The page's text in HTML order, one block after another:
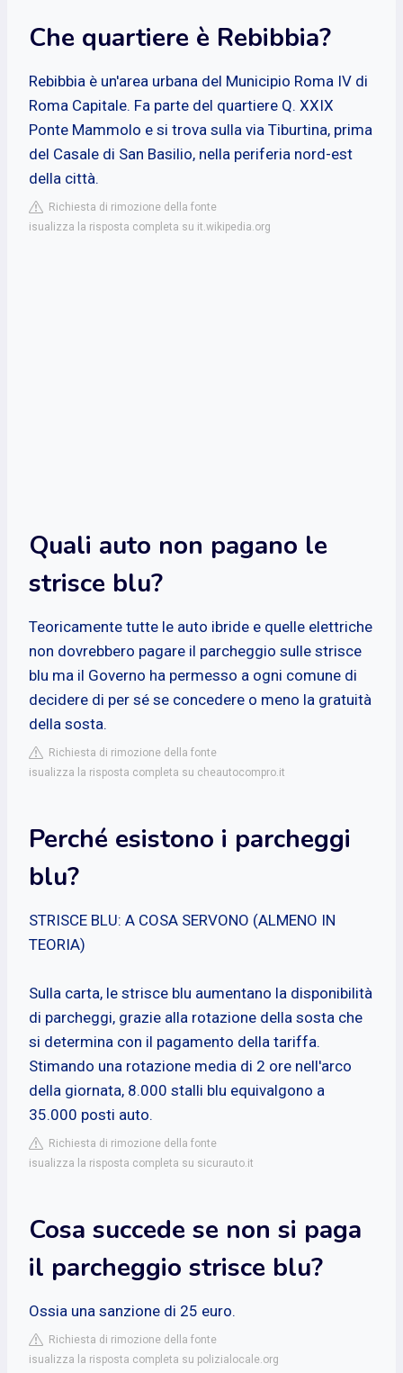
Che quartiere è Rebibbia?
Rebibbia è un'area urbana del Municipio Roma IV di
Roma Capitale. Fa parte del quartiere Q. XXIX
Ponte Mammolo e si trova sulla via Tiburtina, prima
del Casale di San Basilio, nella periferia nord-est
della città.
Richiesta di rimozione della fonte
isualizza la risposta completa su it.wikipedia.org
Quali auto non pagano le
strisce blu?
Teoricamente tutte le auto ibride e quelle elettriche
non dovrebbero pagare il parcheggio sulle strisce
blu ma il Governo ha permesso a ogni comune di
decidere di per sé se concedere o meno la gratuità
della sosta.
Richiesta di rimozione della fonte
isualizza la risposta completa su cheautocompro.it
Perché esistono i parcheggi
blu?
STRISCE BLU: A COSA SERVONO (ALMENO IN
TEORIA)
Sulla carta, le strisce blu aumentano la disponibilità
di parcheggi, grazie alla rotazione della sosta che
si determina con il pagamento della tariffa.
Stimando una rotazione media di 2 ore nell'arco
della giornata, 8.000 stalli blu equivalgono a
35.000 posti auto.
Richiesta di rimozione della fonte
isualizza la risposta completa su sicurauto.it
Cosa succede se non si paga
il parcheggio strisce blu?
Ossia una sanzione di 25 euro.
Richiesta di rimozione della fonte
isualizza la risposta completa su polizialocale.org